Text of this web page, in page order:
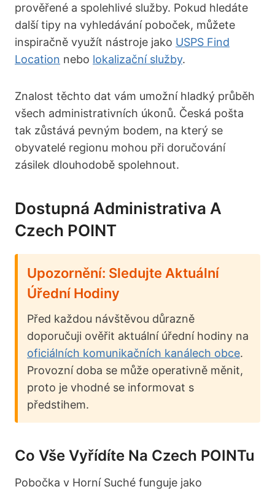
prověřené a spolehlivé služby. Pokud hledáte
další tipy na vyhledávání poboček, můžete
inspiračně využít nástroje jako USPS Find
Location nebo lokalizační služby.
Znalost těchto dat vám umožní hladký průběh
všech administrativních úkonů. Česká pošta
tak zůstává pevným bodem, na který se
obyvatelé regionu mohou při doručování
zásilek dlouhodobě spolehnout.
Dostupná Administrativa A
Czech POINT
Upozornění: Sledujte Aktuální
Úřední Hodiny
Před každou návštěvou důrazně
doporučuji ověřit aktuální úřední hodiny na
oficiálních komunikačních kanálech obce.
Provozní doba se může operativně měnit,
proto je vhodné se informovat s
předstihem.
Co Vše Vyřídíte Na Czech POINTu
Pobočka v Horní Suché funguje jako